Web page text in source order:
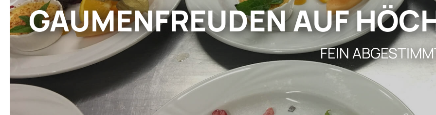
GAUMENFREUDEN AUF
FEIN